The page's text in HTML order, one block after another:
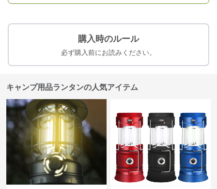
購入時のルール
必ず購入前にお読みください。
キャンプ用品ランタンの人気アイテム